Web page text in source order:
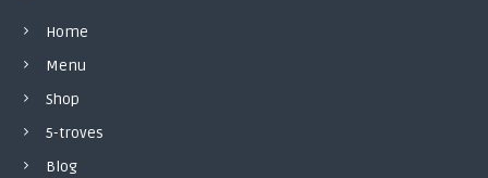
Home
Menu
Shop
5-troves
Blog